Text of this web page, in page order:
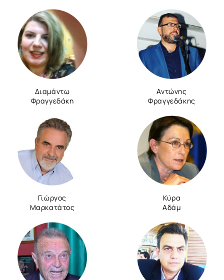
Διαμάντω
Φραγγεδάκη
Αντώνης
Φραγγεδάκης
Γιώργος
Μαρκατάτος
Κύρα
Αδάμ